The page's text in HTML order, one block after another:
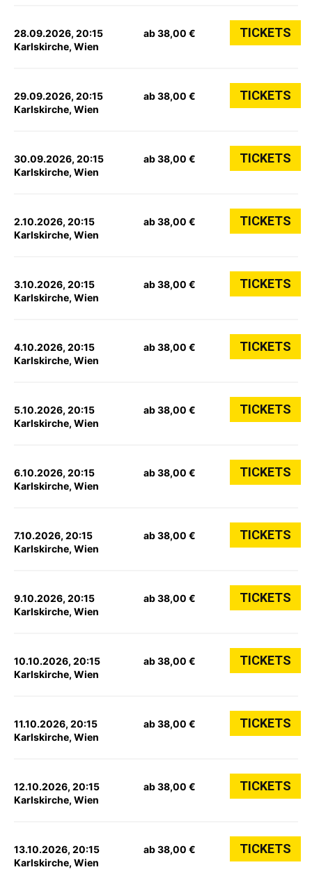
28.09.2026, 20:15
Karlskirche, Wien
ab 38,00 € TICKETS
29.09.2026, 20:15
Karlskirche, Wien
ab 38,00 € TICKETS
30.09.2026, 20:15
Karlskirche, Wien
ab 38,00 € TICKETS
2.10.2026, 20:15
Karlskirche, Wien
ab 38,00 € TICKETS
3.10.2026, 20:15
Karlskirche, Wien
ab 38,00 € TICKETS
4.10.2026, 20:15
Karlskirche, Wien
ab 38,00 € TICKETS
5.10.2026, 20:15
Karlskirche, Wien
ab 38,00 € TICKETS
6.10.2026, 20:15
Karlskirche, Wien
ab 38,00 € TICKETS
7.10.2026, 20:15
Karlskirche, Wien
ab 38,00 € TICKETS
9.10.2026, 20:15
Karlskirche, Wien
ab 38,00 € TICKETS
10.10.2026, 20:15
Karlskirche, Wien
ab 38,00 € TICKETS
11.10.2026, 20:15
Karlskirche, Wien
ab 38,00 € TICKETS
12.10.2026, 20:15
Karlskirche, Wien
ab 38,00 € TICKETS
13.10.2026, 20:15
Karlskirche, Wien
ab 38,00 € TICKETS